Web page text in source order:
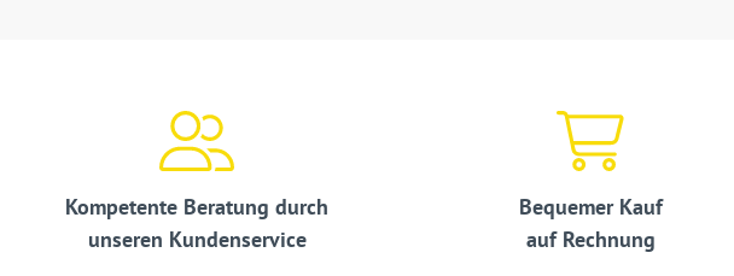
Kompetente Beratung durch
unseren Kundenservice
Bequemer Kauf
auf Rechnung